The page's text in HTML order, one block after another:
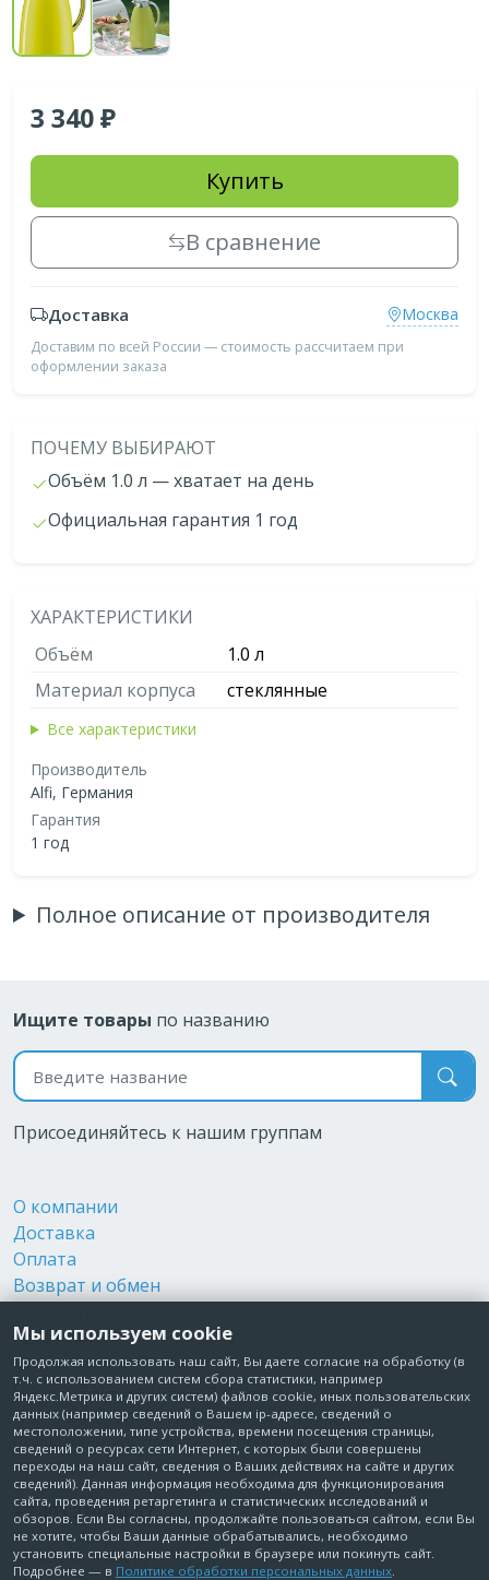
3 340
Купить
В сравнение
Доставка Москва
Доставим по всей России — стоимость рассчитаем при
оформлении заказа
ПОЧЕМУ ВЫБИРАЮТ
Объём 1.0 л — хватает на день
Официальная гарантия 1 год
ХАРАКТЕРИСТИКИ
Объём
1.0 л
Материал корпуса
стеклянные
Все характеристики
Производитель
Alfi, Германия
Гарантия
1 год
Полное описание от производителя
Ищите товары по названию
Поиск по названию
Присоединяйтесь к нашим группам
О компании
Доставка
Оплата
Возврат и обмен
Реквизиты
Публичная оферта
Пользовательское соглашение
Политика обработки персональных данных
Согласие на обработку персональных данных
Согласие на рекламные рассылки
+7 495 210-10-57
© Забота о Вас.ру
Мы используем cookie
Продолжая использовать наш сайт, Вы даете согласие на обработку (в
т.ч. с использованием систем сбора статистики, например
Яндекс.Метрика и других систем) файлов cookie, иных пользовательских
данных (например сведений о Вашем ip-адресе, сведений о
местоположении, типе устройства, времени посещения страницы,
сведений о ресурсах сети Интернет, с которых были совершены
переходы на наш сайт, сведения о Ваших действиях на сайте и других
сведений). Данная информация необходима для функционирования
сайта, проведения ретаргетинга и статистических исследований и
обзоров. Если Вы согласны, продолжайте пользоваться сайтом, если Вы
не хотите, чтобы Ваши данные обрабатывались, необходимо
установить специальные настройки в браузере или покинуть сайт.
Подробнее — в Политике обработки персональных данных.